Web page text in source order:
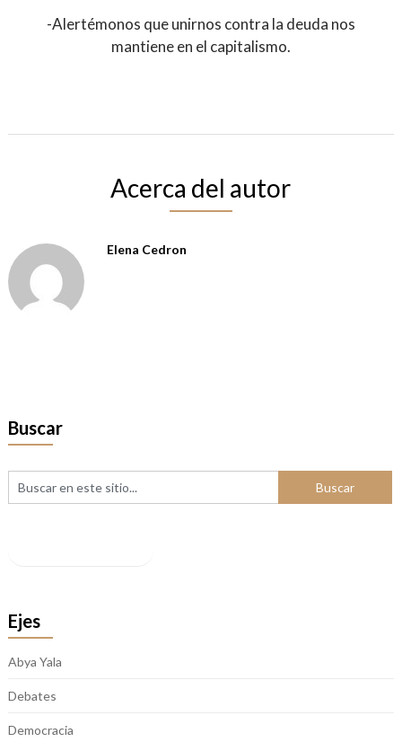
-Alertémonos que unirnos contra la deuda nos
mantiene en el capitalismo.
Acerca del autor
Elena Cedron
Buscar
Ejes
Abya Yala
Debates
Democracia